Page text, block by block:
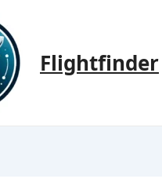
Flightfinder